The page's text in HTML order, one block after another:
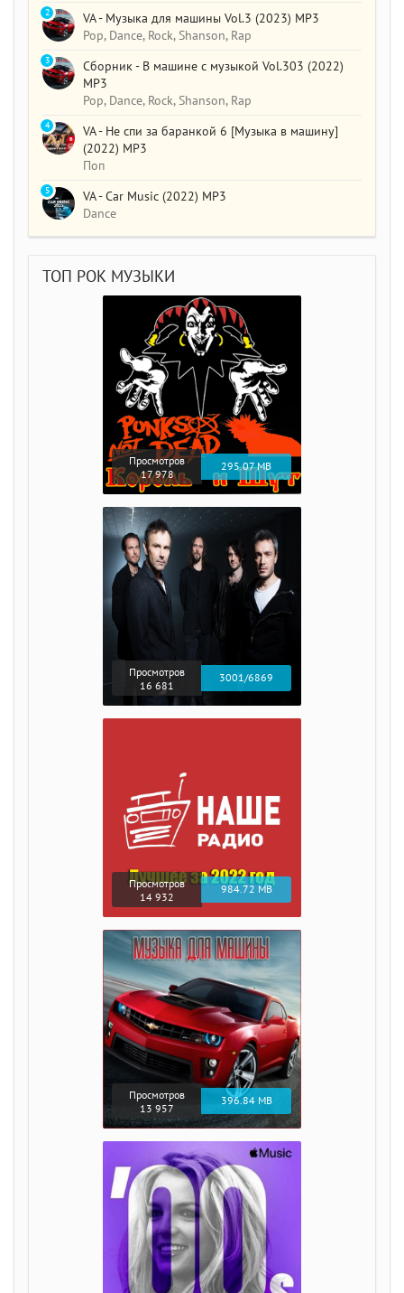
VA - Музыка для машины Vol.3 (2023) MP3
Pop, Dance, Rock, Shanson, Rap
2
Сборник - В машине с музыкой Vol.303 (2022)
MP3
Pop, Dance, Rock, Shanson, Rap
3
VA - Не спи за баранкой 6 [Музыка в машину]
(2022) MP3
Поп
4
VA - Car Music (2022) MP3
Dance
5
ТОП РОК МУЗЫКИ
Просмотров
17 978
295.07 MB
Просмотров
16 681
3001/6869
Просмотров
14 932
984.72 MB
Просмотров
13 957
396.84 MB